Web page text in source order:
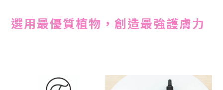
選用最優質植物，創造最強護膚力